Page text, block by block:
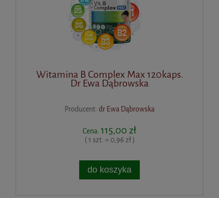
Witamina B Complex Max 120kaps.
Dr Ewa Dąbrowska
Producent: dr Ewa Dąbrowska
Cena: 115,00 zł
( 1 szt. = 0,96 zł )
do koszyka